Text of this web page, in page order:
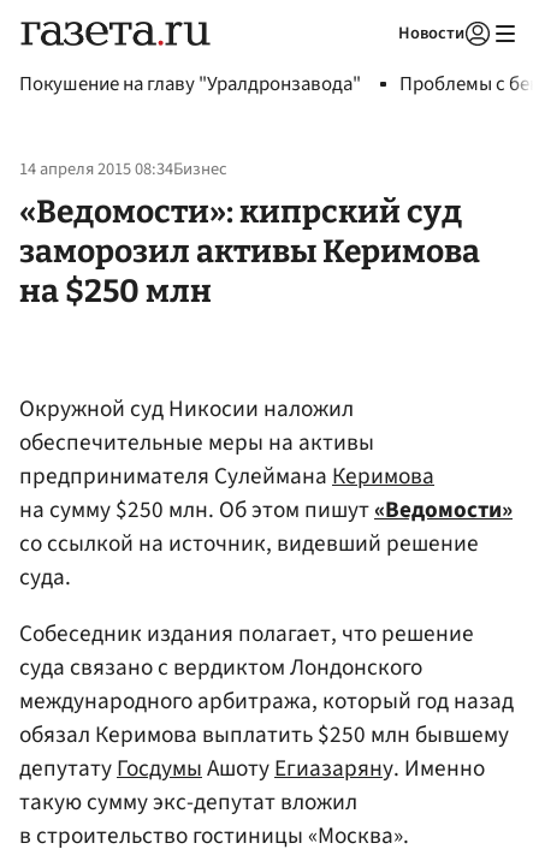
Новости
Покушение на главу "Уралдронзавода" Проблемы с
14 апреля 2015 08:34Бизнес
«Ведомости»: кипрский суд
заморозил активы Керимова
на $250 млн
Окружной суд Никосии наложил
обеспечительные меры на активы
предпринимателя СулейманаКеримова
на сумму $250 млн. Об этом пишут«Ведомости»
со ссылкой на источник, видевший решение
суда.
Собеседник издания полагает, что решение
суда связано с вердиктом Лондонского
международного арбитража, который год назад
обязал Керимова выплатить $250 млн бывшему
депутатуГосдумыАшотуЕгиазаряну. Именно
такую сумму экс-депутат вложил
в строительство гостиницы «Москва».